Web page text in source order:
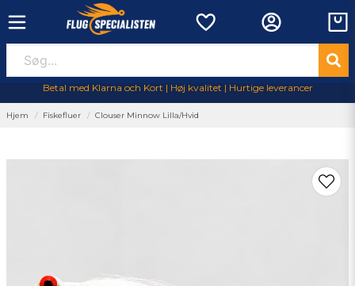
Betal med Klarna och Kort | Høj kvalitet | Hurtige leverancer
Hjem Fiskefluer Clouser Minnow Lilla/Hvid